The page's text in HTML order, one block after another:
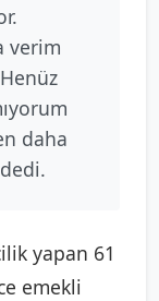
verim
daha
yapan 61
emekli